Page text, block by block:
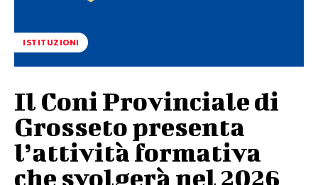
ISTITUZIONI
Il Coni Provinciale di
Grosseto presenta
l’attività formativa
che svolgerà nel 2026